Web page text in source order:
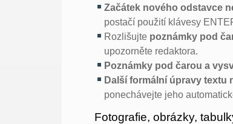
Začátek nového odstavce
postačí použití klávesy
Rozlišujte poznámky pod
upozorněte redaktora.
Poznámky pod čarou a
Další formální úpravy textu
ponechávejte jeho
Fotografie, obrázky,